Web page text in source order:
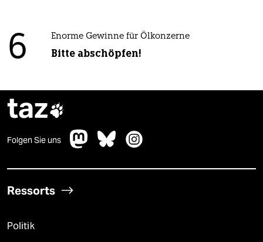
6 Enorme Gewinne für Ölkonzerne
Bitte abschöpfen!
taz
Folgen Sie uns
Ressorts
Politik